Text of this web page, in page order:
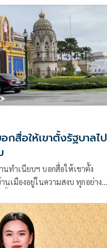
สื่อให้เขาตั้งรัฐบาลไป
นทำเนียบฯ บอกสื่อให้เขาตั้ง
นเมืองอยู่ในความสงบ ทุกอย่าง